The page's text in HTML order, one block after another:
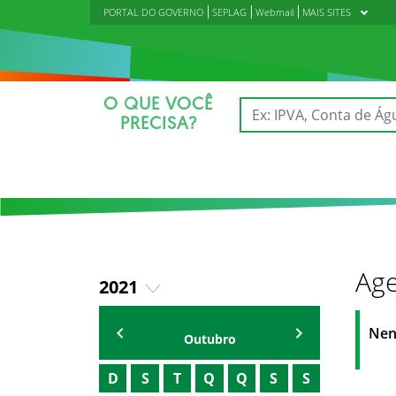
PORTAL DO GOVERNO SEPLAG Webmail MAIS SITES
O QUE VOCÊ
PRECISA?
2021
2018
2019
2020
Outubro
D S T Q Q S S